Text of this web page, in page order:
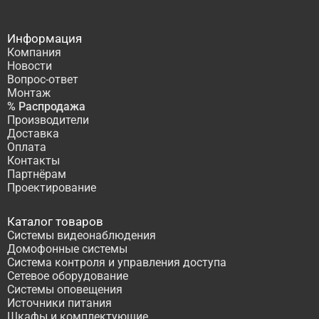
Информация
Компания
Новости
Вопрос-ответ
Монтаж
% Распродажа
Производители
Доставка
Оплата
Контакты
Партнёрам
Проектирование
Каталог товаров
Системы видеонаблюдения
Домофонные системы
Система контроля и управления доступа
Сетевое оборудование
Системы оповещения
Источники питания